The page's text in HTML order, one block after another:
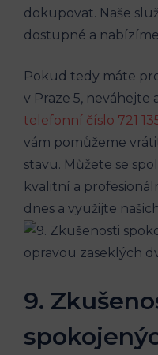
dokupovat. Naše
dostupné a
Pokud tedy máte
v Praze 5, neváhejte
telefonní číslo 721
vám pomůžeme
stavu. Můžete se
kvalitní a
dnes a využijte
9.